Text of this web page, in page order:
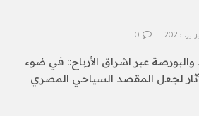
0
والبورصة عبر اشراق الأرباح:: في ضوء
لجعل المقصد السياحي المصري